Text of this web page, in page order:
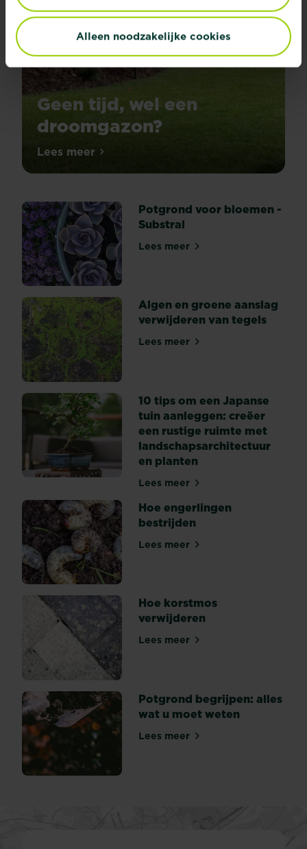
Alleen noodzakelijke cookies
Geen tijd, wel een
droomgazon?
Lees meerGeen tijd, wel een droomgazon?
Potgrond voor bloemen -
Substral
Lees meerPotgrond voor bloemen -
Algen en groene aanslag
verwijderen van tegels
Lees meerAlgen en groene aanslag
10 tips om een Japanse
tuin aanleggen: creëer
een rustige ruimte met
landschapsarchitectuur
en planten
Lees meer10 tips om een Japanse
Hoe engerlingen
bestrijden
Lees meerHoe engerlingen bestrijden
Hoe korstmos
verwijderen
Lees meerHoe korstmos verwijderen
Potgrond begrijpen: alles
wat u moet weten
Lees meerPotgrond begrijpen: alles